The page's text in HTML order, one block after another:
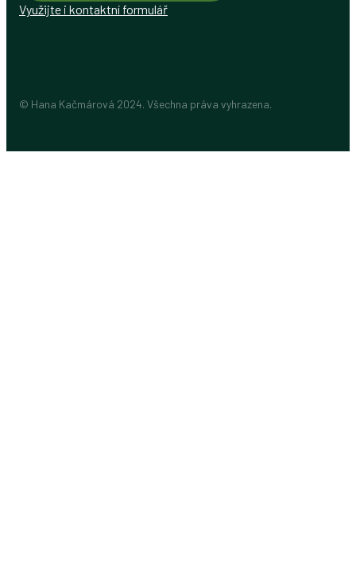
Využijte i kontaktní formulář
© Hana Kačmárová 2024. Všechna práva vyhrazena.